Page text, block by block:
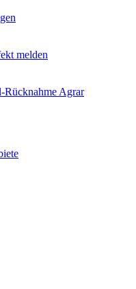
melden
Rücknahme Agrar